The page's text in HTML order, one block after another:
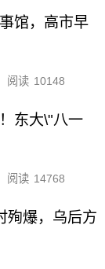
馆，高市早
阅读 10148
东大\"八一
阅读 14768
殉爆，乌后方